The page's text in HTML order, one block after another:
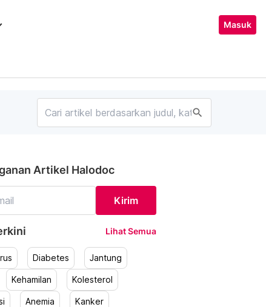
Masuk
search
Artikel Halodoc
Kirim
Lihat Semua
Diabetes Jantung
Kehamilan Kolesterol
Anemia Kanker